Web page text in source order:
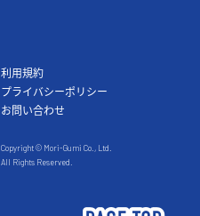
利⽤規約
プライバシーポリシー
お問い合わせ
Copyright © Mori-Gumi Co., Ltd.
All Rights Reserved.